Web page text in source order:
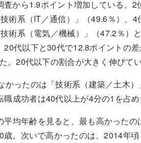
から1.9ポイント増加している。2
術系（IT／通信）」（49.6％）、4
術系（電気／機械）」（47.2％）
20代以下と30代で12.8ポイントの
。20代以下の割合が大きく伸びてい
かったのは「技術系（建築／土木
成功者は40代以上が4分の1を占め
均年齢を見ると、最も高かったの
。次いで高かったのは、2014年